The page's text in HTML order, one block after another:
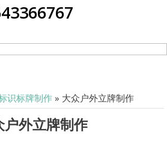
识标牌制作 » 大众户外立牌制作
户外立牌制作